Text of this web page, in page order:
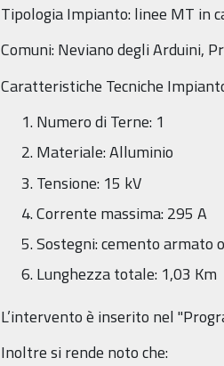
Tipologia Impianto: linee MT in
Comuni: Neviano degli Arduini,
Caratteristiche Tecniche
Numero di Terne: 1
Materiale: Alluminio
Tensione: 15 kV
Corrente massima: 295 A
Sostegni: cemento armato
Lunghezza totale: 1,03 Km
L’intervento è inserito nel
Inoltre si rende noto che: